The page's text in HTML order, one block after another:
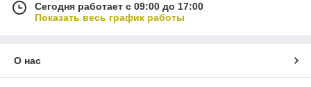
Сегодня работает с 09:00 до 17:00
Показать весь график работы
О нас